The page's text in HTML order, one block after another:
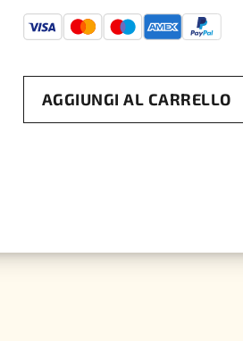
AGGIUNGI AL CARRELLO